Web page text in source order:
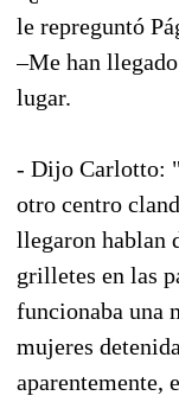
le repreguntó
–Me han
lugar.
- Dijo Carlotto:
otro centro
llegaron hablan
grilletes en las
funcionaba una
mujeres
aparentemente,